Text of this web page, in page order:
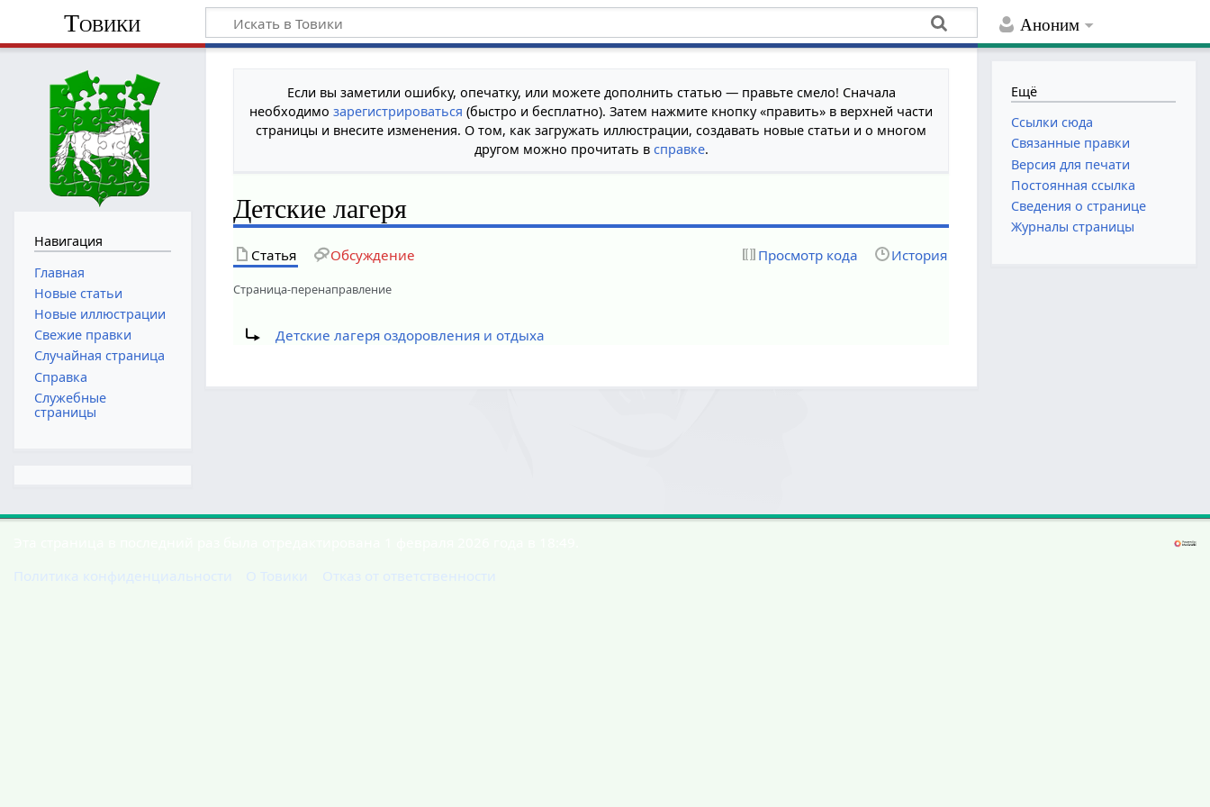
Аноним
Товики
Если вы заметили ошибку, опечатку, или можете дополнить статью — правьте смело! Сначала
необходимозарегистрироваться (быстро и бесплатно). Затем нажмите кнопку «править» в верхней части
страницы и внесите изменения. О том, как загружать иллюстрации, создавать новые статьи и о многом
другом можно прочитать в справке.
Детские лагеря
Статья Обсуждение Просмотр кода История
Страница-перенаправление
Детские лагеря оздоровления и отдыха
Навигация
Главная
Новые статьи
Новые иллюстрации
Свежие правки
Случайная страница
Справка
Служебные
страницы
Ещё
Ссылки сюда
Связанные правки
Версия для печати
Постоянная ссылка
Сведения о странице
Журналы страницы